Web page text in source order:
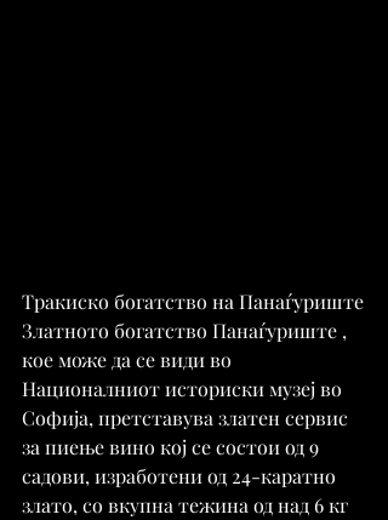
Тракиско богатство на Панаѓуриште
Златното богатство Панаѓуриште ,
кое може да се види во
Националниот историски музеј во
Софија, претставува златен сервис
за пиење вино кој се состои од 9
садови, изработени од 24-каратно
злато, со вкупна тежина од над 6 кг